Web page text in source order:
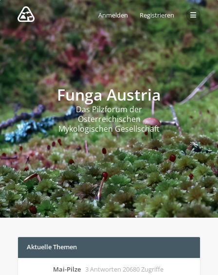
Anmelden Registrieren
Funga Austria
Das Pilzforum der
Österreichischen
Mykologischen Gesellschaft
Aktuelle Themen
Mai-Pilze 3 Antworten 20680 Zugriffe